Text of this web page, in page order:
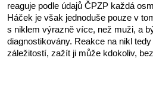
reaguje podle údajů ČPZP každá
Háček je však jednoduše pouze v
s niklem výrazně více, než muži, a
diagnostikovány. Reakce na nikl
záležitostí, zažít ji může kdokoliv,